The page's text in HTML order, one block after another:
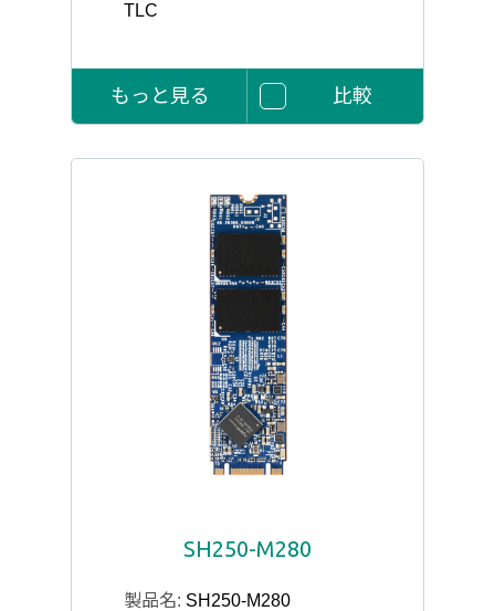
TLC
もっと見る 比較
SH250-M280
製品名: SH250-M280